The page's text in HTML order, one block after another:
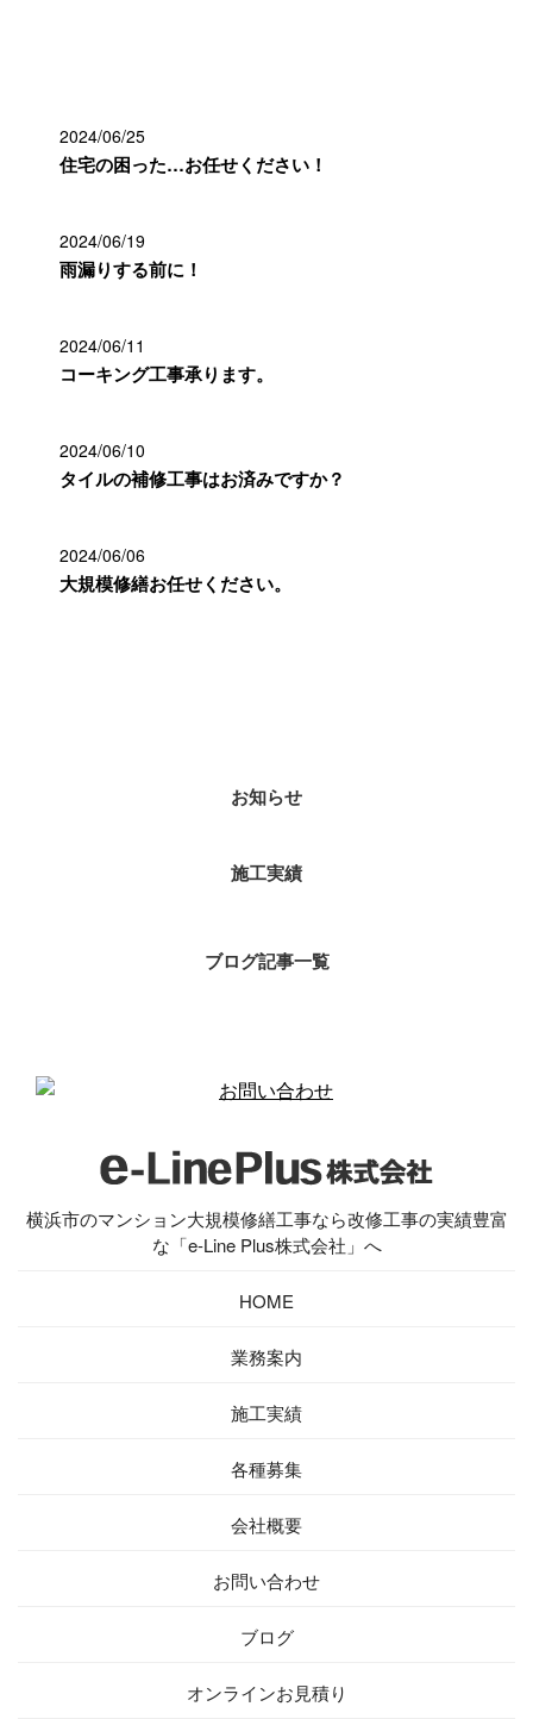
2024/06/25
住宅の困った…お任せください！
2024/06/19
雨漏りする前に！
2024/06/11
コーキング工事承ります。
2024/06/10
タイルの補修工事はお済みですか？
2024/06/06
大規模修繕お任せください。
お知らせ
施工実績
ブログ記事一覧
横浜市のマンション大規模修繕工事なら改修工事の実績豊富
な「e-Line Plus株式会社」へ
HOME
業務案内
施工実績
各種募集
会社概要
お問い合わせ
ブログ
オンラインお見積り